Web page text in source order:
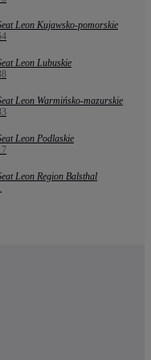
Leon Kujawsko-pomorskie
Leon Lubuskie
Leon Warmińsko-mazurskie
Leon Podlaskie
Leon Region Balsthal